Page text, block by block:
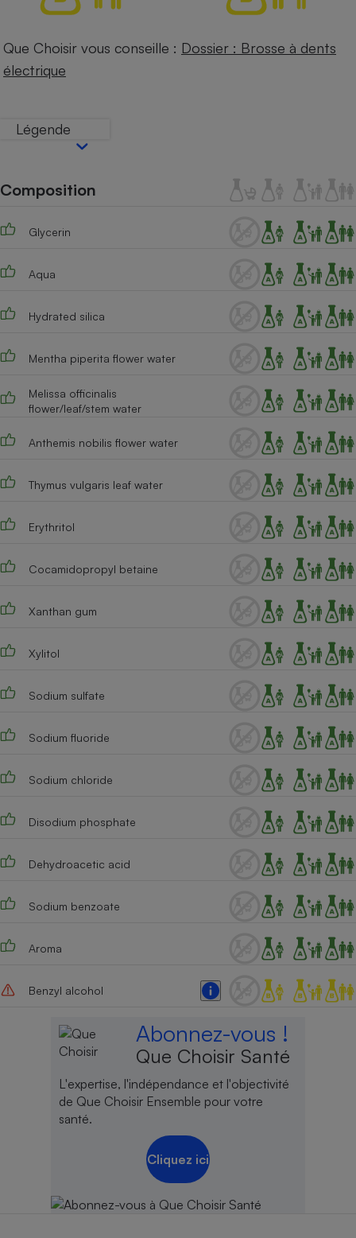
Que Choisir vous conseille : Dossier : Brosse à dents
électrique
Légende
Composition
Glycerin
Aqua
Hydrated silica
Mentha piperita flower water
Melissa officinalis
flower/leaf/stem water
Anthemis nobilis flower water
Thymus vulgaris leaf water
Erythritol
Cocamidopropyl betaine
Xanthan gum
Xylitol
Sodium sulfate
Sodium fluoride
Sodium chloride
Disodium phosphate
Dehydroacetic acid
Sodium benzoate
Aroma
Benzyl alcohol
Abonnez-vous !
Que Choisir Santé
L'expertise, l'indépendance et l'objectivité
de Que Choisir Ensemble pour votre
santé.
Cliquez ici
alimentaire
Banque
Lave-linge
Plaque de cuisson à
induction
Climatiseur -
Ventilateur
Cafetière à expressos
Robot ménager
Téléviseur
Téléphone mobile -
Antivirus
Radiateur électrique
Climatiseur -
Ventilateur
Antimoustique